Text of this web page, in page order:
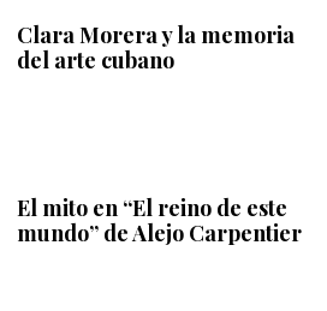
Clara Morera y la memoria
del arte cubano
El mito en “El reino de este
mundo” de Alejo Carpentier